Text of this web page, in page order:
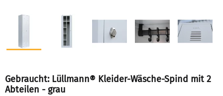
Gebraucht: Lüllmann® Kleider-Wäsche-Spind mit 2
Abteilen - grau